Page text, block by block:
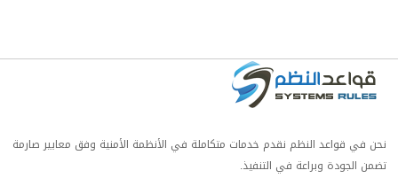
نحن في قواعد النظم نقدم خدمات متكاملة في الأنظمة الأمنية وفق معايير صارمة
تضمن الجودة وبراعة في التنفيذ.